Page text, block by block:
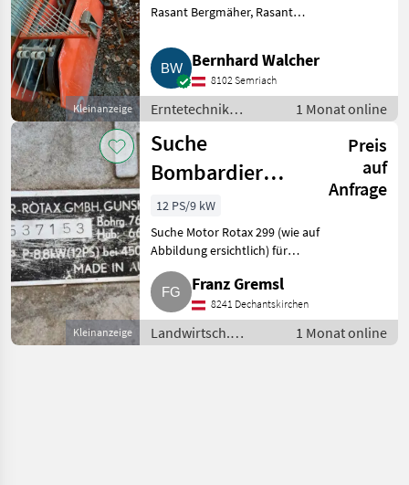
Kleinanzeige
Bergmäher,
Rasant Bergmäher, Rasant
Rasant Junior. Erntetechnik
Grünland Bergmechanisierung
Bernhard Walcher
8102 Semriach
Erntetechnik
Grünland /
Bergmechanisierung
1 Monat online
Kleinanzeige
Suche
Bombardier
Rotax Motor Typ
299
Preis
auf
Anfrage
12 PS/9 kW
Suche Motor Rotax 299 (wie auf
Abbildung ersichtlich) für
Balkenmäher Rasant Junior S.
Landwirtsch. Motorfahrzeuge
Motormäher/-fräsen
Franz Gremsl
8241 Dechantskirchen
Landwirtsch.
Motorfahrzeuge /
1 Monat online